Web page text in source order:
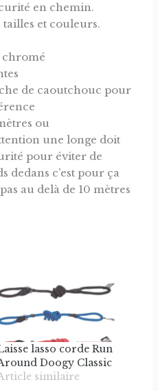
en chemin.
et couleurs.
chromé
de caoutchouc pour
ou
une longe doit
pour éviter de
dedans c’est pour ça
au delà de 10 mètres
lasso corde Run
Doogy Classic
similaire